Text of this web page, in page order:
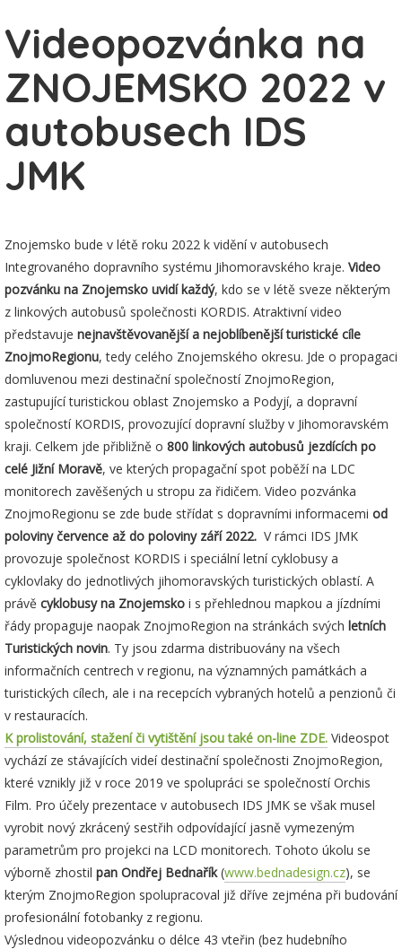
Videopozvánka na
ZNOJEMSKO 2022 v
autobusech IDS
JMK
Znojemsko bude v létě roku 2022 k vidění v autobusech
Integrovaného dopravního systému Jihomoravského kraje. Video
pozvánku na Znojemsko uvidí každý, kdo se v létě sveze některým
z linkových autobusů společnosti KORDIS. Atraktivní video
představuje nejnavštěvovanější a nejoblíbenější turistické cíle
ZnojmoRegionu, tedy celého Znojemského okresu. Jde o propagaci
domluvenou mezi destinační společností ZnojmoRegion,
zastupující turistickou oblast Znojemsko a Podyjí, a dopravní
společností KORDIS, provozující dopravní služby v Jihomoravském
kraji. Celkem jde přibližně o 800 linkových autobusů jezdících po
celé Jižní Moravě, ve kterých propagační spot poběží na LDC
monitorech zavěšených u stropu za řidičem. Video pozvánka
ZnojmoRegionu se zde bude střídat s dopravními informacemi od
poloviny července až do poloviny září 2022. V rámci IDS JMK
provozuje společnost KORDIS i speciální letní cyklobusy a
cyklovlaky do jednotlivých jihomoravských turistických oblastí. A
právě cyklobusy na Znojemsko i s přehlednou mapkou a jízdními
řády propaguje naopak ZnojmoRegion na stránkách svých letních
Turistických novin. Ty jsou zdarma distribuovány na všech
informačních centrech v regionu, na významných památkách a
turistických cílech, ale i na recepcích vybraných hotelů a penzionů či
v restauracích.
K prolistování, stažení či vytištění jsou také on-line ZDE. Videospot
vychází ze stávajících videí destinační společnosti ZnojmoRegion,
které vznikly již v roce 2019 ve spolupráci se společností Orchis
Film. Pro účely prezentace v autobusech IDS JMK se však musel
vyrobit nový zkrácený sestřih odpovídající jasně vymezeným
parametrům pro projekci na LCD monitorech. Tohoto úkolu se
výborně zhostil pan Ondřej Bednařík(www.bednadesign.cz), se
kterým ZnojmoRegion spolupracoval již dříve zejména při budování
profesionální fotobanky z regionu.
Výslednou videopozvánku o délce 43 vteřin (bez hudebního